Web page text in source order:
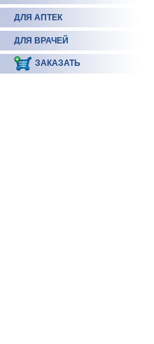
ДЛЯ АПТЕК
ДЛЯ ВРАЧЕЙ
ЗАКАЗАТЬ